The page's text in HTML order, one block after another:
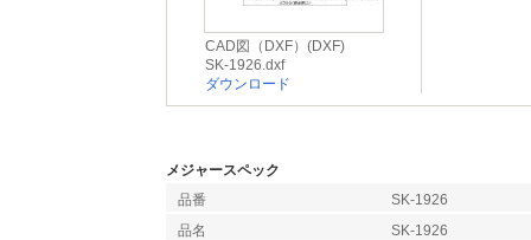
CAD図（DXF）(DXF)
SK-1926.dxf
ダウンロード
メジャースペック
品番
SK-1926
品名
SK-1926